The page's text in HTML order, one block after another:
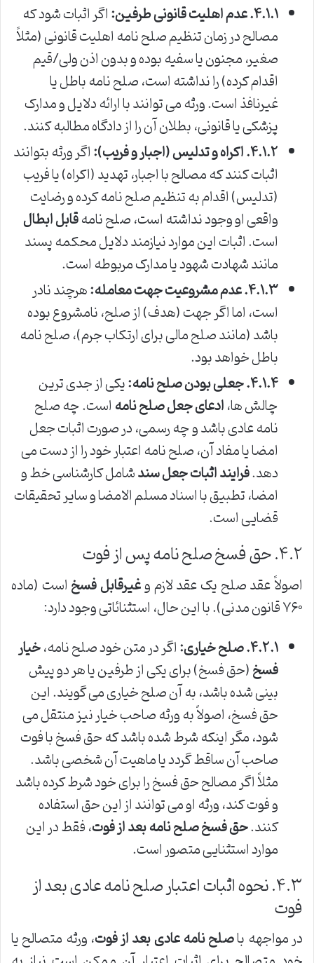
۴.۱.۱. عدم اهلیت قانونی طرفین:
اگر اثبات شود که
مصالح در زمان تنظیم صلح نامه اهلیت قانونی (مثلاً
صغیر، مجنون یا سفیه بوده و بدون اذن ولی/قیم
اقدام کرده) را نداشته است، صلح نامه باطل یا
غیرنافذ است. ورثه می توانند با ارائه دلایل و مدارک
پزشکی یا قانونی، بطلان آن را از دادگاه مطالبه کنند.
۴.۱.۲. اکراه و تدلیس (اجبار و فریب):
اگر ورثه بتوانند
اثبات کنند که مصالح با اجبار، تهدید (اکراه) یا فریب
(تدلیس) اقدام به تنظیم صلح نامه کرده و رضایت
واقعی او وجود نداشته است، صلح نامهقابل ابطال
است. اثبات این موارد نیازمند دلایل محکمه پسند
مانند شهادت شهود یا مدارک مربوطه است.
۴.۱.۳. عدم مشروعیت جهت معامله:
هرچند نادر
است، اما اگر جهت (هدف) از صلح، نامشروع بوده
باشد (مانند صلح مالی برای ارتکاب جرم)، صلح نامه
باطل خواهد بود.
۴.۱.۴. جعلی بودن صلح نامه:
یکی از جدی ترین
چالش ها،ادعای جعل صلح نامهاست. چه صلح
نامه عادی باشد و چه رسمی، در صورت اثبات جعل
امضا یا مفاد آن، صلح نامه اعتبار خود را از دست می
دهد.فرایند اثبات جعل سندشامل کارشناسی خط و
امضا، تطبیق با اسناد مسلم الامضا و سایر تحقیقات
قضایی است.
۴.۲. حق فسخ صلح نامه پس از فوت
اصولاً عقد صلح یک عقد لازم وغیرقابل فسخاست (ماده
۷۶۰ قانون مدنی). با این حال، استثنائاتی وجود دارد:
۴.۲.۱. صلح خیاری:
اگر در متن خود صلح نامه،خیار
فسخ(حق فسخ) برای یکی از طرفین یا هر دو پیش
بینی شده باشد، به آن صلح خیاری می گویند. این
حق فسخ، اصولاً به ورثه صاحب خیار نیز منتقل می
شود، مگر اینکه شرط شده باشد که حق فسخ با فوت
صاحب آن ساقط گردد یا ماهیت آن شخصی باشد.
مثلاً اگر مصالح حق فسخ را برای خود شرط کرده باشد
و فوت کند، ورثه او می توانند از این حق استفاده
کنند.حق فسخ صلح نامه بعد از فوت، فقط در این
موارد استثنایی متصور است.
۴.۳. نحوه اثبات اعتبار صلح نامه عادی بعد از
فوت
در مواجهه باصلح نامه عادی بعد از فوت، ورثه متصالح یا